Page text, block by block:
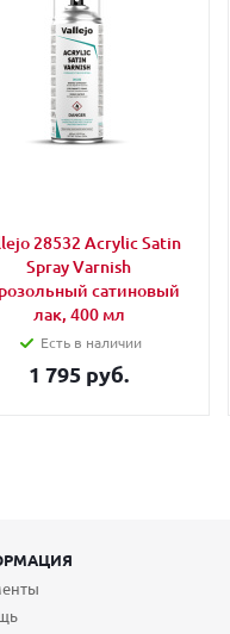
28532 Acrylic Satin
Spray Varnish
сатиновый
лак, 400 мл
Есть в наличии
1 795 руб.